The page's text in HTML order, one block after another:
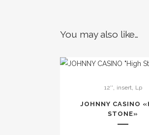
You may also like…
12'' insert, Lp
JOHNNY CASINO
STONE»